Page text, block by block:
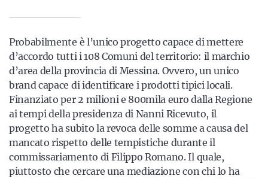
Resta sempre aggiornato con le ultime news, iscriviti alla
nostra newsletter
Iscriviti
Probabilmente è l’unico progetto capace di mettere
d’accordo tutti i 108 Comuni del territorio: il marchio
d’area della provincia di Messina. Ovvero, un unico
brand capace di identificare i prodotti tipici locali.
Finanziato per 2 milioni e 800mila euro dalla Regione
ai tempi della presidenza di Nanni Ricevuto, il
progetto ha subito la revoca delle somme a causa del
mancato rispetto delle tempistiche durante il
commissariamento di Filippo Romano. Il quale,
piuttosto che cercare una mediazione con chi lo ha